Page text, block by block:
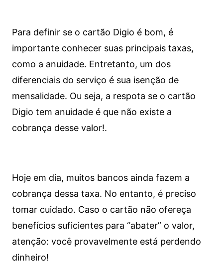
Para definir se o cartão Digio é bom, é
importante conhecer suas principais taxas,
como a anuidade. Entretanto, um dos
diferenciais do serviço é sua isenção de
mensalidade. Ou seja, a respota se o cartão
Digio tem anuidade é que não existe a
cobrança desse valor!.
Hoje em dia, muitos bancos ainda fazem a
cobrança dessa taxa. No entanto, é preciso
tomar cuidado. Caso o cartão não ofereça
benefícios suficientes para “abater” o valor,
atenção: você provavelmente está perdendo
dinheiro!